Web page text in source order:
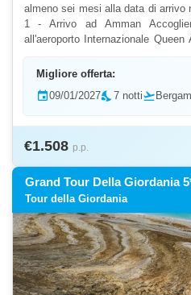
almeno sei mesi alla data di arrivo
1 - Arrivo ad Amman
all'aeroporto Internazionale
Migliore offerta:
event09/01/2027nights_stay7 nottiflight_takeoff
€1.508 p.p.
Grand Tour Della Giordania
Tour della Giordania